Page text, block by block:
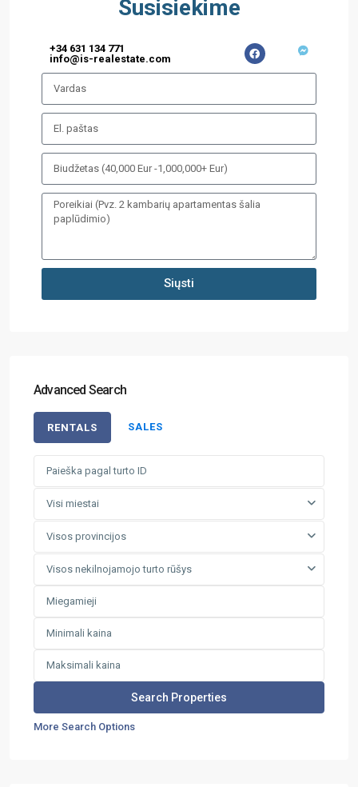
Susisiekime
+34 631 134 771
info@is-realestate.com
Siųsti
Advanced Search
RENTALS SALES
Visi miestai
Visos provincijos
Visos nekilnojamojo turto rūšys
More Search Options